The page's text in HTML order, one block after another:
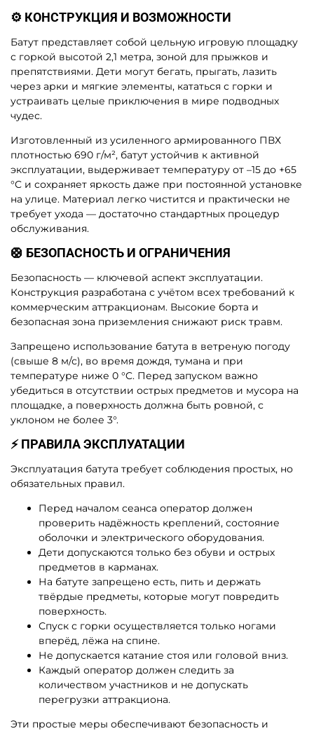
⚙️ КОНСТРУКЦИЯ И ВОЗМОЖНОСТИ
Батут представляет собой цельную игровую площадку
с горкой высотой 2,1 метра, зоной для прыжков и
препятствиями. Дети могут бегать, прыгать, лазить
через арки и мягкие элементы, кататься с горки и
устраивать целые приключения в мире подводных
чудес.
Изготовленный из усиленного армированного ПВХ
плотностью 690 г/м², батут устойчив к активной
эксплуатации, выдерживает температуру от –15 до +65
°C и сохраняет яркость даже при постоянной установке
на улице. Материал легко чистится и практически не
требует ухода — достаточно стандартных процедур
обслуживания.
🛟 БЕЗОПАСНОСТЬ И ОГРАНИЧЕНИЯ
Безопасность — ключевой аспект эксплуатации.
Конструкция разработана с учётом всех требований к
коммерческим аттракционам. Высокие борта и
безопасная зона приземления снижают риск травм.
Запрещено использование батута в ветреную погоду
(свыше 8 м/с), во время дождя, тумана и при
температуре ниже 0 °C. Перед запуском важно
убедиться в отсутствии острых предметов и мусора на
площадке, а поверхность должна быть ровной, с
уклоном не более 3°.
⚡ ПРАВИЛА ЭКСПЛУАТАЦИИ
Эксплуатация батута требует соблюдения простых, но
обязательных правил.
Перед началом сеанса оператор должен
проверить надёжность креплений, состояние
оболочки и электрического оборудования.
Дети допускаются только без обуви и острых
предметов в карманах.
На батуте запрещено есть, пить и держать
твёрдые предметы, которые могут повредить
поверхность.
Спуск с горки осуществляется только ногами
вперёд, лёжа на спине.
Не допускается катание стоя или головой вниз.
Каждый оператор должен следить за
количеством участников и не допускать
перегрузки аттракциона.
Эти простые меры обеспечивают безопасность и